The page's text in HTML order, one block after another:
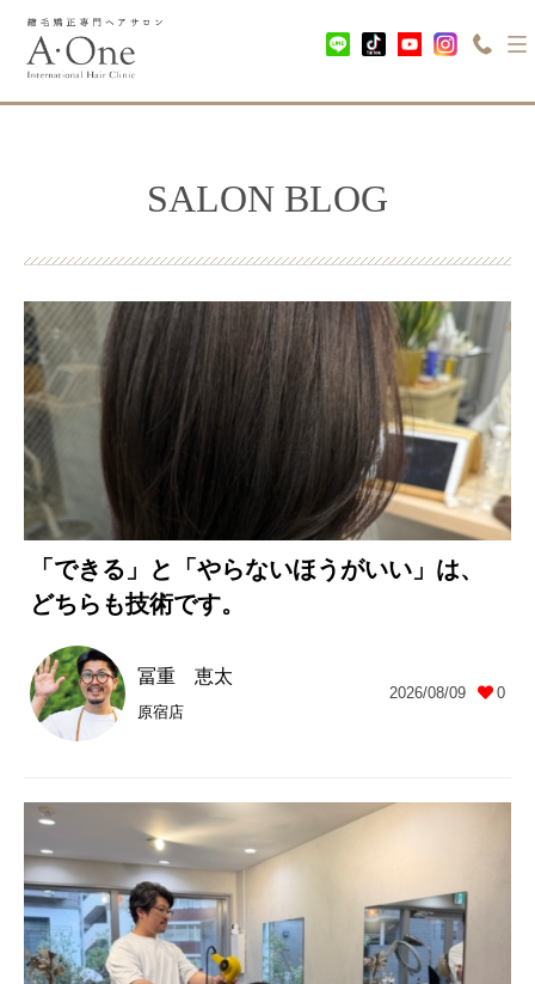
SALON BLOG
「できる」と「やらないほうがいい」は、
どちらも技術です。
冨重 恵太
原宿店
2026/08/09 0